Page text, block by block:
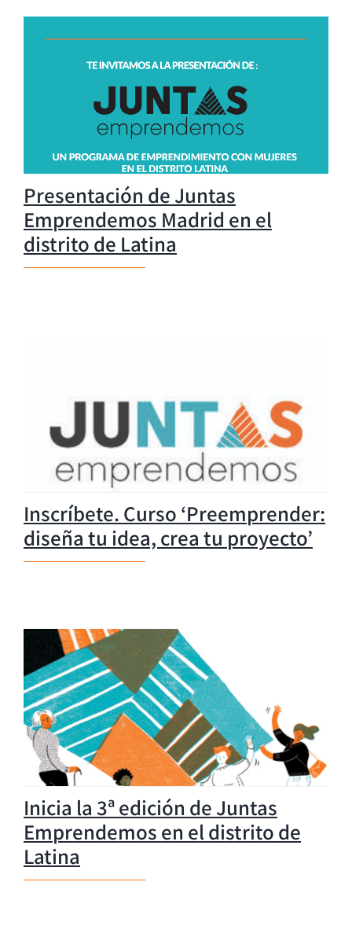
Presentación de Juntas
Emprendemos Madrid en el
distrito de Latina
Inscríbete. Curso ‘Preemprender:
diseña tu idea, crea tu proyecto’
Inicia la 3ª edición de Juntas
Emprendemos en el distrito de
Latina